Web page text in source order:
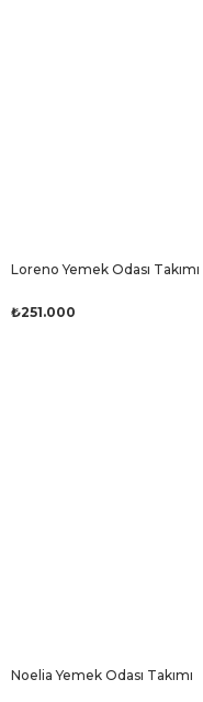
Loreno Yemek Odası Takımı
₺251.000
Noelia Yemek Odası Takımı